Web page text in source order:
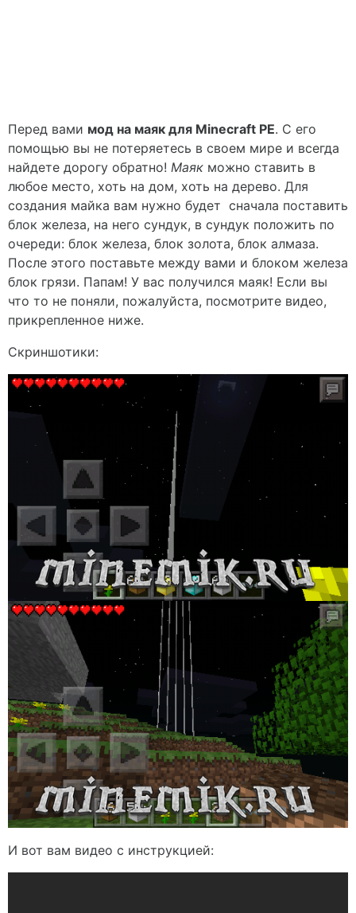
Перед вами мод на маяк для Minecraft PE. С его
помощью вы не потеряетесь в своем мире и всегда
найдете дорогу обратно! Маяк можно ставить в
любое место, хоть на дом, хоть на дерево. Для
создания майка вам нужно будет сначала поставить
блок железа, на него сундук, в сундук положить по
очереди: блок железа, блок золота, блок алмаза.
После этого поставьте между вами и блоком железа
блок грязи. Папам! У вас получился маяк! Если вы
что то не поняли, пожалуйста, посмотрите видео,
прикрепленное ниже.
Скриншотики:
И вот вам видео с инструкцией: